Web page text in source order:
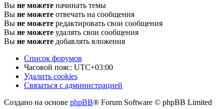
Вы не можете начинать темы
Вы не можете отвечать на сообщения
Вы не можете редактировать свои сообщения
Вы не можете удалять свои сообщения
Вы не можете добавлять вложения
Список форумов
Часовой пояс: UTC+03:00
Удалить cookies
Связаться с администрацией
Создано на основе phpBB® Forum Software © phpBB Limited